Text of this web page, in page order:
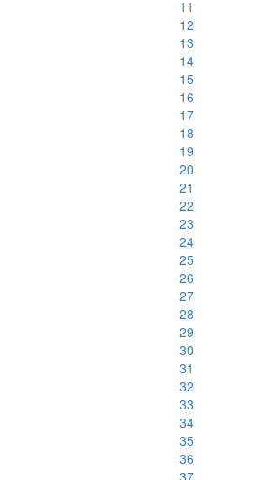
11
12
13
14
15
16
17
18
19
20
21
22
23
24
25
26
27
28
29
30
31
32
33
34
35
36
37